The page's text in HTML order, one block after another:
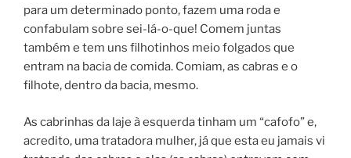
para um determinado ponto, fazem uma roda e
confabulam sobre sei-lá-o-que! Comem juntas
também e tem uns filhotinhos meio folgados que
entram na bacia de comida. Comiam, as cabras e o
filhote, dentro da bacia, mesmo.
As cabrinhas da laje à esquerda tinham um “cafofo” e,
acredito, uma tratadora mulher, já que esta eu jamais vi